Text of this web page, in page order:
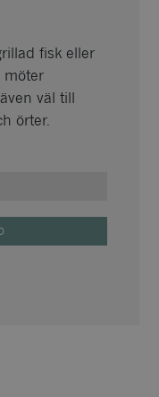
fisk eller
möter
väl till
örter.